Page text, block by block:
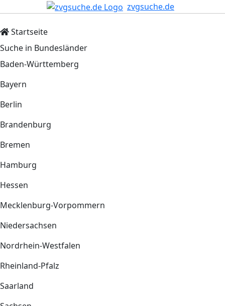
zvgsuche.de
Startseite
Suche in Bundesländer
Baden-Württemberg
Bayern
Berlin
Brandenburg
Bremen
Hamburg
Hessen
Mecklenburg-Vorpommern
Niedersachsen
Nordrhein-Westfalen
Rheinland-Pfalz
Saarland